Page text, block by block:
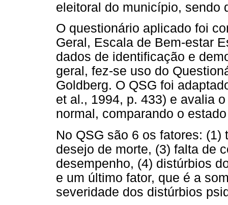
eleitoral do município, sendo
O questionário aplicado foi
Geral, Escala de Bem-estar
dados de identificação e
geral, fez-se uso do
Goldberg. O QSG foi
et al., 1994, p. 433) e avalia
normal, comparando o
No QSG são 6 os fatores:
desejo de morte, (3) falta de
desempenho, (4) distúrbios
e um último fator, que é a
severidade dos distúrbios